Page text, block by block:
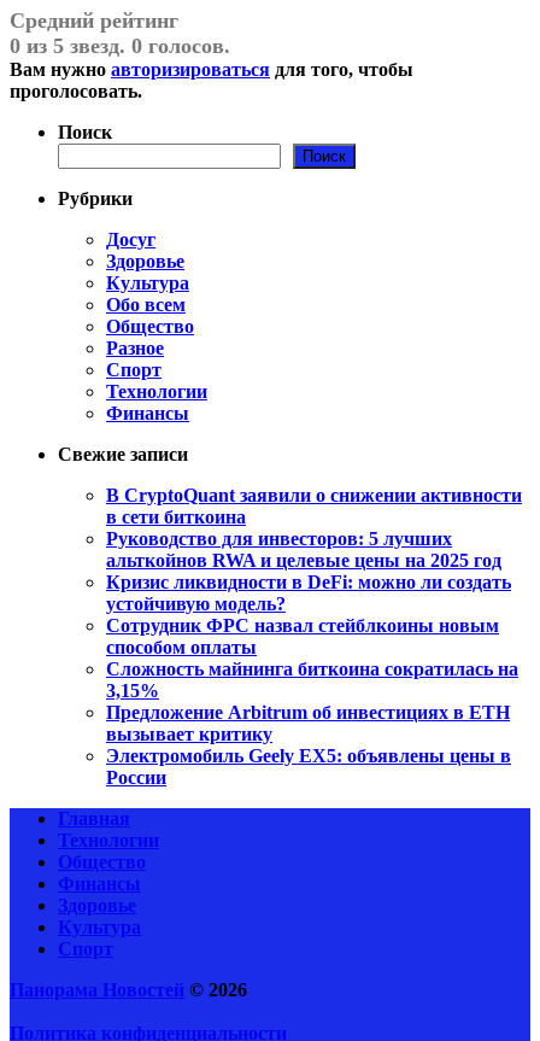
Средний рейтинг
0 из 5 звезд. 0 голосов.
Вам нужно авторизироваться для того, чтобы
проголосовать.
Поиск
Поиск
Рубрики
Досуг
Здоровье
Культура
Обо всем
Общество
Разное
Спорт
Технологии
Финансы
Свежие записи
В CryptoQuant заявили о снижении активности
в сети биткоина
Руководство для инвесторов: 5 лучших
альткойнов RWA и целевые цены на 2025 год
Кризис ликвидности в DeFi: можно ли создать
устойчивую модель?
Сотрудник ФРС назвал стейблкоины новым
способом оплаты
Сложность майнинга биткоина сократилась на
3,15%
Предложение Arbitrum об инвестициях в ETH
вызывает критику
Электромобиль Geely EX5: объявлены цены в
России
Главная
Технологии
Общество
Финансы
Здоровье
Культура
Спорт
Панорама Новостей © 2026
Политика конфиденциальности